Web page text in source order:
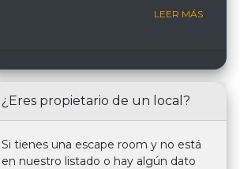
LEER MÁS
¿Eres propietario de un local?
Si tienes una escape room y no está
en nuestro listado o hay algún dato